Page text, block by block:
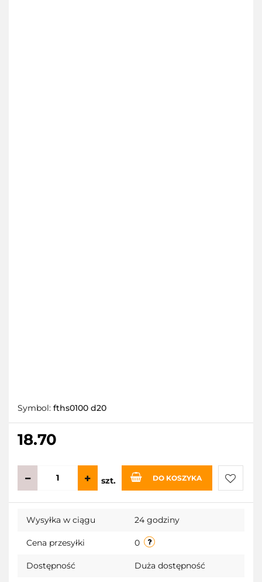
Symbol: fths0100 d20
18.70
szt. DO KOSZYKA
Do
Wysyłka w ciągu 24 godziny
Cena przesyłki 0
Dostępność Duża dostępność